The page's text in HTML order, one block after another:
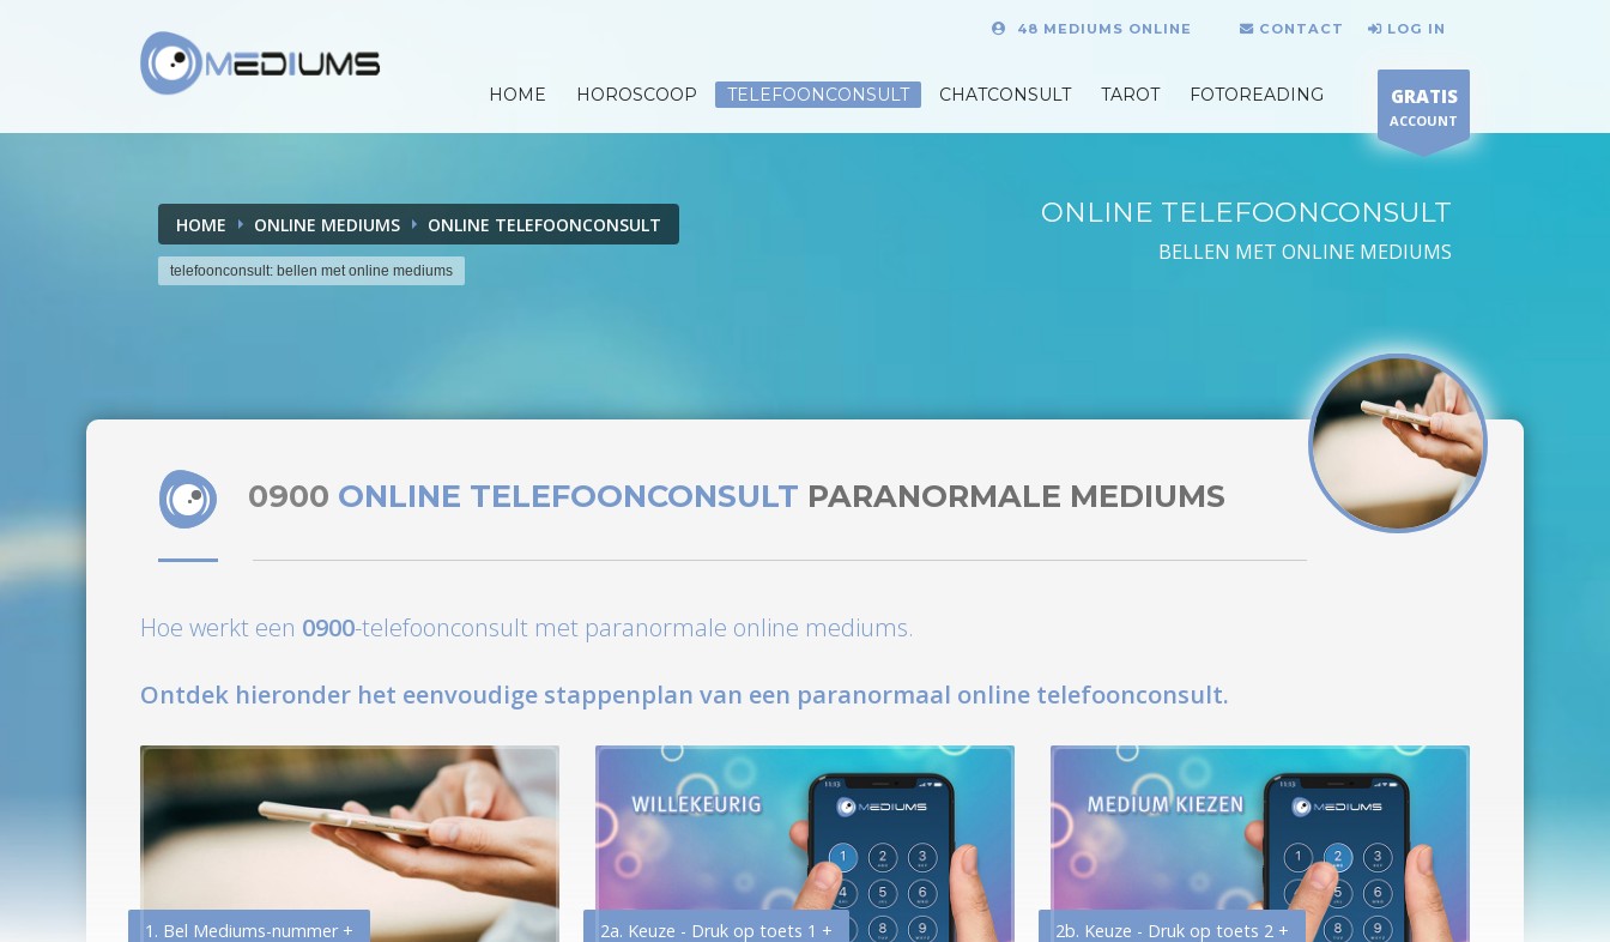
48 MEDIUMS ONLINE CONTACT LOG IN
HOME HOROSCOOP TELEFOONCONSULT CHATCONSULT TAROT FOTOREADING GRATIS
ACCOUNT
HOME ONLINE MEDIUMS ONLINE TELEFOONCONSULT
telefoonconsult: bellen met online mediums
ONLINE TELEFOONCONSULT
BELLEN MET ONLINE MEDIUMS
0900 ONLINE TELEFOONCONSULT PARANORMALE MEDIUMS
Hoe werkt een 0900-telefoonconsult met paranormale online mediums.
Ontdek hieronder het eenvoudige stappenplan van een paranormaal online telefoonconsult.
1. Bel Mediums-nummer + 2a. Keuze - Druk op toets 1 + 2b. Keuze - Druk op toets 2 +